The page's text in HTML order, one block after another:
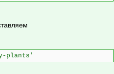
plants'